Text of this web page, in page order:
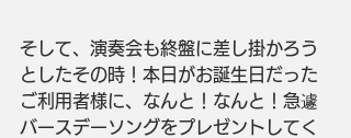
そして、演奏会も終盤に差し掛かろう
としたその時！本日がお誕生日だった
ご利用者様に、なんと！なんと！急遽
バースデーソングをプレゼントしてく